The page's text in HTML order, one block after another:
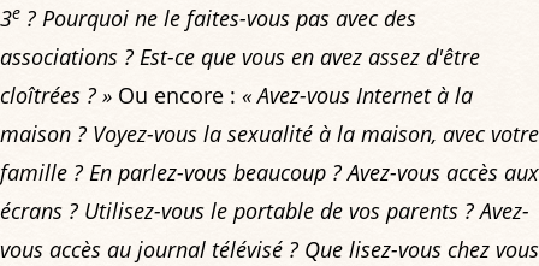
3e ? Pourquoi ne le faites-vous pas avec des
associations ? Est-ce que vous en avez assez d'être
cloîtrées ? » Ou encore : « Avez-vous Internet à la
maison ? Voyez-vous la sexualité à la maison, avec votre
famille ? En parlez-vous beaucoup ? Avez-vous accès aux
écrans ? Utilisez-vous le portable de vos parents ? Avez-
vous accès au journal télévisé ? Que lisez-vous chez vous